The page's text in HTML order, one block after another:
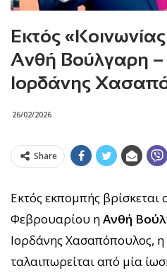
Εκτός
Ανθή Βούλγαρη –
Ιορδάνης
26/02/2026
Share
Εκτός εκπομπής
Φεβρουαρίου ηΑνθή
Ιορδάνης Χασαπόπουλος,
ταλαιπωρείται από μία